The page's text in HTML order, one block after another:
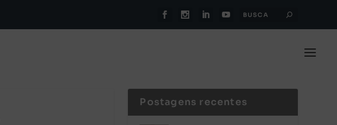
Postagens recentes